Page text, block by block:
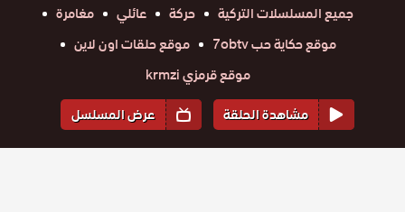
جميع المسلسلات التركية
حركة عائلي
مغامرة
موقع حكاية حب 7obtv
موقع حلقات اون لاين
موقع قرمزي krmzi
مشاهدة الحلقة
عرض المسلسل